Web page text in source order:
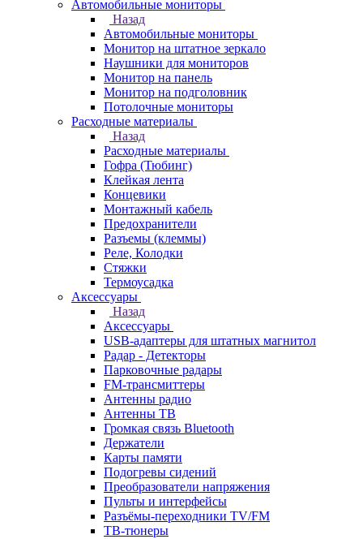
Автомобильные мониторы
Назад
Автомобильные мониторы
Монитор на штатное зеркало
Наушники для мониторов
Монитор на панель
Монитор на подголовник
Потолочные мониторы
Расходные материалы
Назад
Расходные материалы
Гофра (Тюбинг)
Клейкая лента
Концевики
Монтажный кабель
Предохранители
Разъемы (клеммы)
Реле, Колодки
Стяжки
Термоусадка
Аксессуары
Назад
Аксессуары
USB-адаптеры для штатных магнитол
Радар - Детекторы
Парковочные радары
FM-трансмиттеры
Антенны радио
Антенны ТВ
Громкая связь Bluetooth
Держатели
Карты памяти
Подогревы сидений
Преобразователи напряжения
Пульты и интерфейсы
Разъёмы-переходники TV/FM
ТВ-тюнеры